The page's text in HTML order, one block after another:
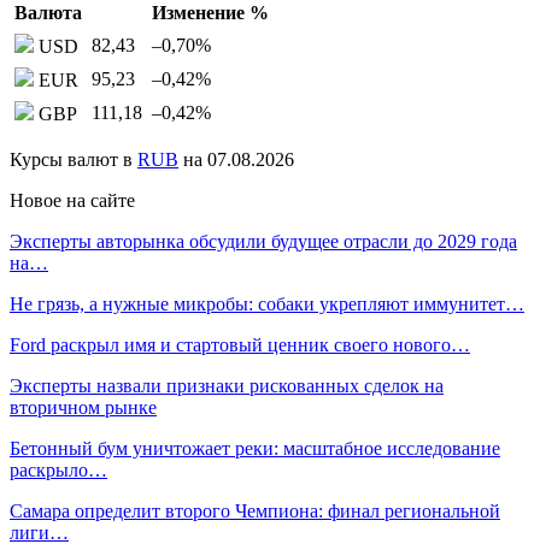
Валюта
Изменение %
USD
82,43 –0,70%
EUR
95,23 –0,42%
GBP
111,18 –0,42%
Курсы валют в RUB на 07.08.2026
Новое на сайте
Эксперты авторынка обсудили будущее отрасли до 2029 года
на…
Не грязь, а нужные микробы: собаки укрепляют иммунитет…
Ford раскрыл имя и стартовый ценник своего нового…
Эксперты назвали признаки рискованных сделок на
вторичном рынке
Бетонный бум уничтожает реки: масштабное исследование
раскрыло…
Самара определит второго Чемпиона: финал региональной
лиги…